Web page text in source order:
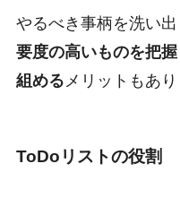
やるべき事柄を洗い出
要度の高いものを把
組める メリットもあり
ToDoリストの役割